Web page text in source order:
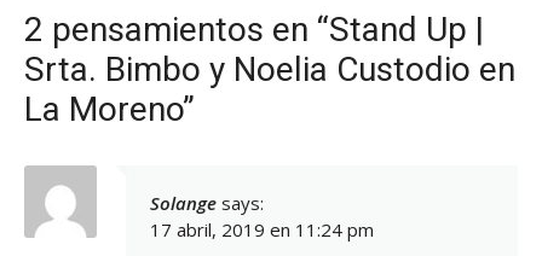
2 pensamientos en “Stand Up |
Srta. Bimbo y Noelia Custodio en
La Moreno”
Solange says:
17 abril, 2019 en 11:24 pm